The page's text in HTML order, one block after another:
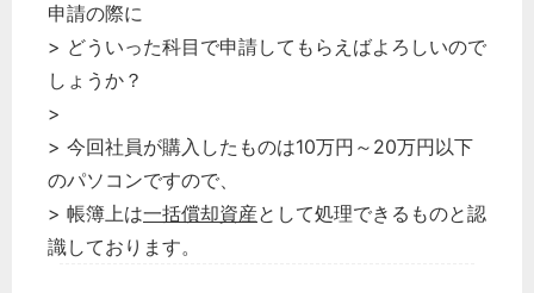
申請の際に
> どういった科目で申請してもらえばよろしいので
しょうか？
>
> 今回社員が購入したものは10万円～20万円以下
のパソコンですので、
> 帳簿上は一括償却資産として処理できるものと認
識しております。